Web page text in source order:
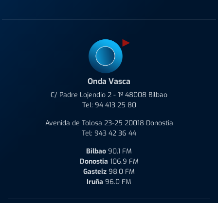
Onda Vasca
C/ Padre Lojendio 2 - 1º 48008 Bilbao
Tel: 94 413 25 80
Avenida de Tolosa 23-25 20018 Donostia
Tel: 943 42 36 44
Bilbao 90.1 FM
Donostia 106.9 FM
Gasteiz 98.0 FM
Iruña 96.0 FM